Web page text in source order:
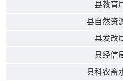
县教育
县自然资
县发改
县经信
县科农畜